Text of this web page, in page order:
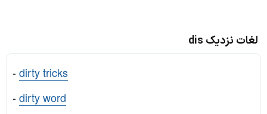
لغات نزدیک dis
-dirty tricks
-dirty word